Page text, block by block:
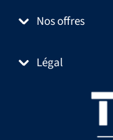
Nos offres
Légal